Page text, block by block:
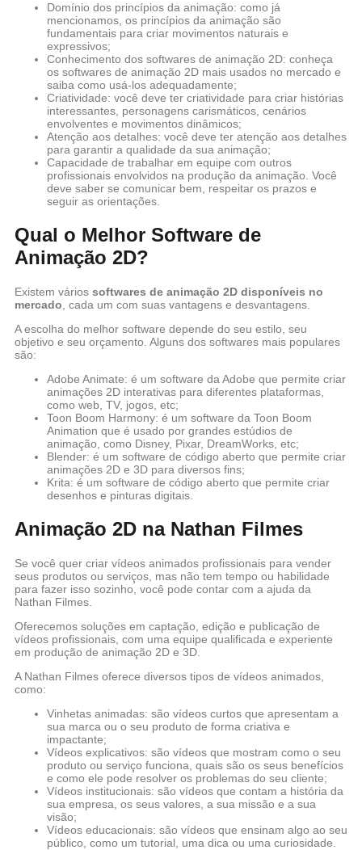
Domínio dos princípios da animação: como já
mencionamos, os princípios da animação são
fundamentais para criar movimentos naturais e
expressivos;
Conhecimento dos softwares de animação 2D: conheça
os softwares de animação 2D mais usados no mercado e
saiba como usá-los adequadamente;
Criatividade: você deve ter criatividade para criar histórias
interessantes, personagens carismáticos, cenários
envolventes e movimentos dinâmicos;
Atenção aos detalhes: você deve ter atenção aos detalhes
para garantir a qualidade da sua animação;
Capacidade de trabalhar em equipe com outros
profissionais envolvidos na produção da animação. Você
deve saber se comunicar bem, respeitar os prazos e
seguir as orientações.
Qual o Melhor Software de
Animação 2D?
Existem vários softwares de animação 2D disponíveis no
mercado , cada um com suas vantagens e desvantagens.
A escolha do melhor software depende do seu estilo, seu
objetivo e seu orçamento. Alguns dos softwares mais populares
são:
Adobe Animate: é um software da Adobe que permite criar
animações 2D interativas para diferentes plataformas,
como web, TV, jogos, etc;
Toon Boom Harmony: é um software da Toon Boom
Animation que é usado por grandes estúdios de
animação, como Disney, Pixar, DreamWorks, etc;
Blender: é um software de código aberto que permite criar
animações 2D e 3D para diversos fins;
Krita: é um software de código aberto que permite criar
desenhos e pinturas digitais.
Animação 2D na Nathan Filmes
Se você quer criar vídeos animados profissionais para vender
seus produtos ou serviços, mas não tem tempo ou habilidade
para fazer isso sozinho, você pode contar com a ajuda da
Nathan Filmes.
Oferecemos soluções em captação, edição e publicação de
vídeos profissionais, com uma equipe qualificada e experiente
em produção de animação 2D e 3D.
A Nathan Filmes oferece diversos tipos de vídeos animados,
como:
Vinhetas animadas: são vídeos curtos que apresentam a
sua marca ou o seu produto de forma criativa e
impactante;
Vídeos explicativos: são vídeos que mostram como o seu
produto ou serviço funciona, quais são os seus benefícios
e como ele pode resolver os problemas do seu cliente;
Vídeos institucionais: são vídeos que contam a história da
sua empresa, os seus valores, a sua missão e a sua
visão;
Vídeos educacionais: são vídeos que ensinam algo ao seu
público, como um tutorial, uma dica ou uma curiosidade.